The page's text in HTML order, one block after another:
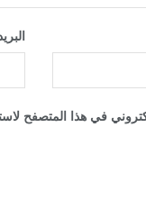
في هذا المتصفح